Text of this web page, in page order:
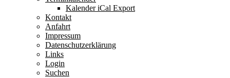
Kalender iCal Export
Kontakt
Anfahrt
Impressum
Datenschutzerklärung
Links
Login
Suchen